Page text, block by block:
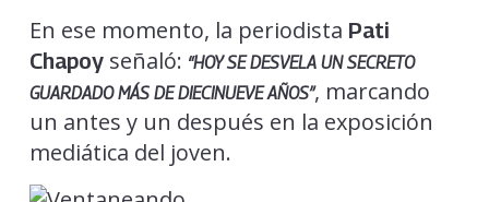
En ese momento, la periodista Pati
Chapoyseñaló: “HOY SE DESVELA UN SECRETO
GUARDADO MÁS DE DIECINUEVE AÑOS”, marcando
un antes y un después en la exposición
mediática del joven.